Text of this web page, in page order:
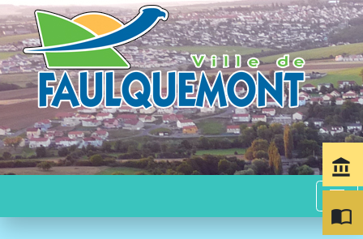
menu
account_balance
import_contacts